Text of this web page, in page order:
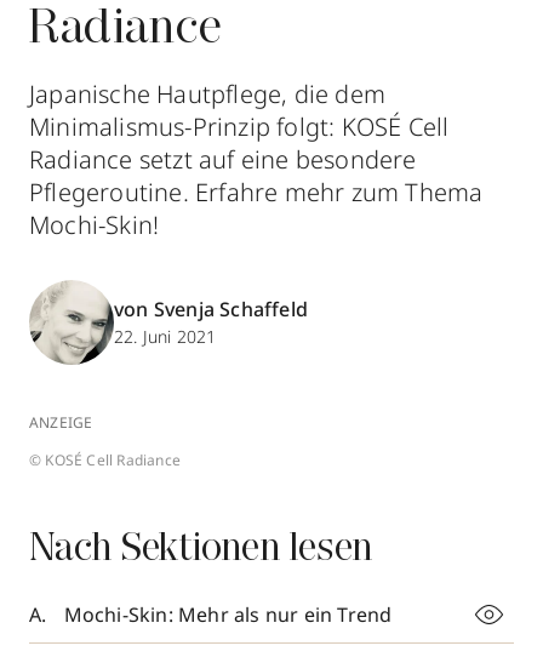
Radiance
Japanische Hautpflege, die dem
Minimalismus-Prinzip folgt: KOSÉ Cell
Radiance setzt auf eine besondere
Pflegeroutine. Erfahre mehr zum Thema
Mochi-Skin!
von Svenja Schaffeld
22. Juni 2021
ANZEIGE
© KOSÉ Cell Radiance
Nach Sektionen lesen
Mochi-Skin: Mehr als nur ein Trend